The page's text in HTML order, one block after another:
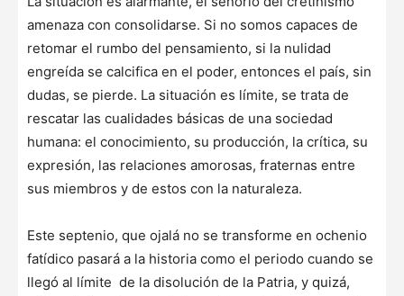
amenaza con consolidarse. Si no somos capaces de
retomar el rumbo del pensamiento, si la nulidad
engreída se calcifica en el poder, entonces el país, sin
dudas, se pierde. La situación es límite, se trata de
rescatar las cualidades básicas de una sociedad
humana: el conocimiento, su producción, la crítica, su
expresión, las relaciones amorosas, fraternas entre
sus miembros y de estos con la naturaleza.
Este septenio, que ojalá no se transforme en ochenio
fatídico pasará a la historia como el periodo cuando se
llegó al límite de la disolución de la Patria, y quizá,